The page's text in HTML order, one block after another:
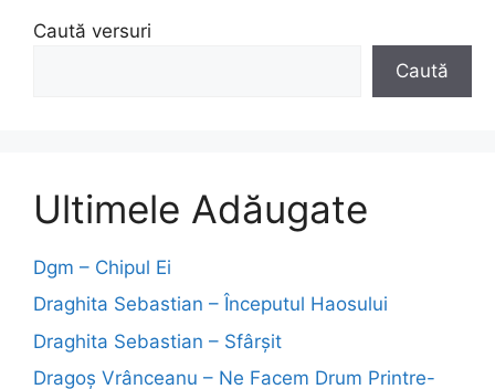
Caută versuri
Caută
Ultimele Adăugate
Dgm – Chipul Ei
Draghita Sebastian – Începutul Haosului
Draghita Sebastian – Sfârșit
Dragoş Vrânceanu – Ne Facem Drum Printre-